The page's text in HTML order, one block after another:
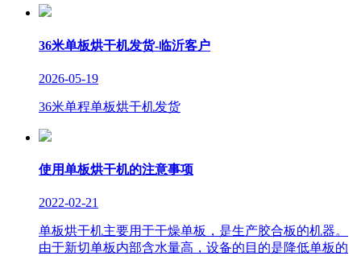
36米单板烘干机发货-临沂客户
2026-05-19
36米单程单板烘干机发货
使用单板烘干机的注意事项
2022-02-21
单板烘干机主要用于干燥单板，是生产胶合板的机器。
由于新切单板内部含水量高，设备的目的是降低单板的